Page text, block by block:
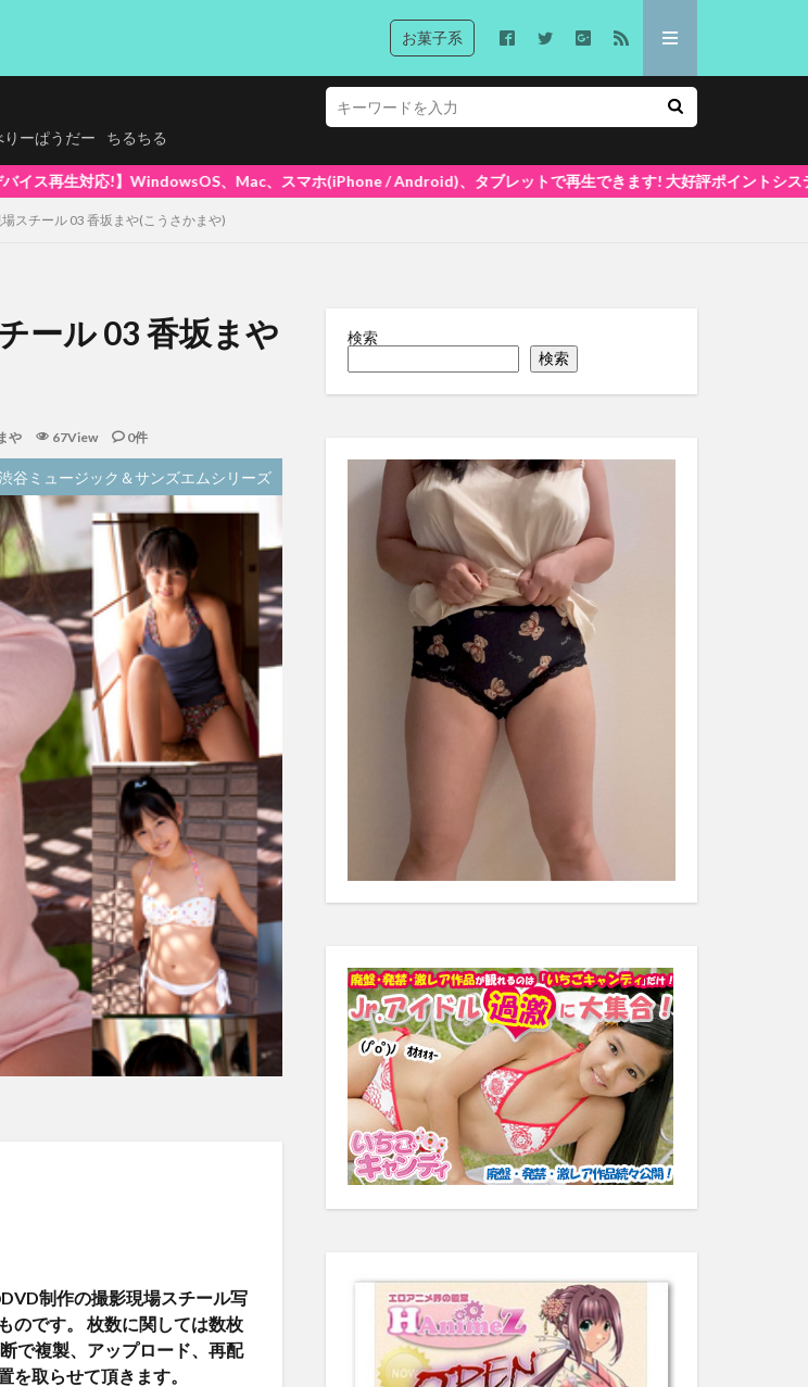
お菓子系
ーぱうだー ちるちる
ホ(iPhone / Android)、タブレットで再生できます! 大好評ポイントシステム5%還元中(1ポイント=1円換算) 初
スチール 03 香坂まや(こうさかまや)
ール 03 香坂まや
や 67View 0件
谷ミュージック＆サンズエムシリーズ
制作の撮影現場スチール写
のです。 枚数に関しては数枚
で複製、アップロード、再配
取らせて頂きます。
検索
検索